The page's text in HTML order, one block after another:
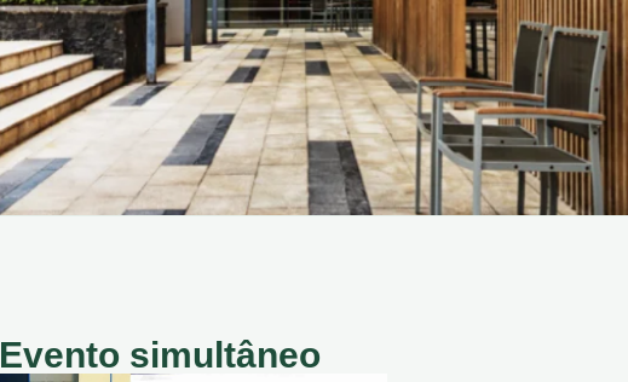
Evento simultâneo